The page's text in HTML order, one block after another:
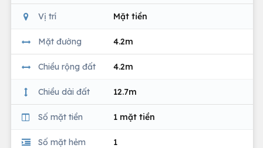
Vị trí Mặt tiền
Mặt đường 4.2m
Chiều rộng đất 4.2m
Chiều dài đất 12.7m
Số mặt tiền 1 mặt tiền
Số mặt hẻm 1